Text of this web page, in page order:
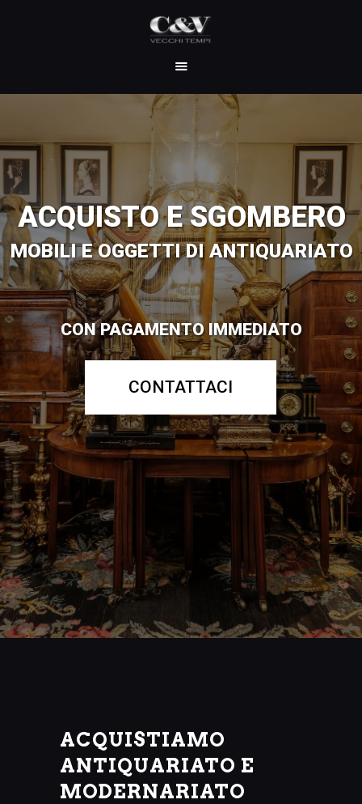
CHI SIAMO
SERVIZI
I NOSTRI LAVORI
CONTATTI
ACQUISTO E SGOMBERO
MOBILI E OGGETTI DI ANTIQUARIATO
CON PAGAMENTO IMMEDIATO
CONTATTACI
ACQUISTIAMO
ANTIQUARIATO E
MODERNARIATO